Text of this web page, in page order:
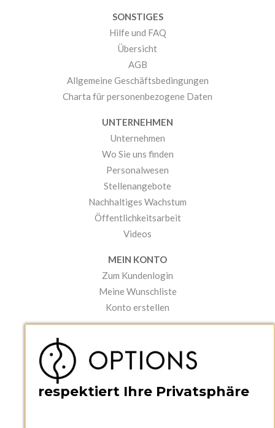
SONSTIGES
Hilfe und FAQ
Übersicht
AGB
Allgemeine Geschäftsbedingungen
Charta für personenbezogene Daten
UNTERNEHMEN
Unternehmen
Wo Sie uns finden
Personalwesen
Stellenangebote
Nachhaltiges Wachstum
Öffentlichkeitsarbeit
Videos
MEIN KONTO
Zum Kundenlogin
Meine Wunschliste
Konto erstellen
Kataloge und Bestellschein
Bedienungsanleitungen
respektiert Ihre Privatsphäre